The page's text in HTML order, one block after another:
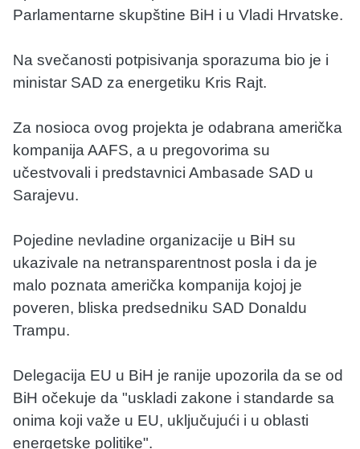
Parlamentarne skupštine BiH i u Vladi Hrvatske.
Na svečanosti potpisivanja sporazuma bio je i
ministar SAD za energetiku Kris Rajt.
Za nosioca ovog projekta je odabrana američka
kompanija AAFS, a u pregovorima su
učestvovali i predstavnici Ambasade SAD u
Sarajevu.
Pojedine nevladine organizacije u BiH su
ukazivale na netransparentnost posla i da je
malo poznata američka kompanija kojoj je
poveren, bliska predsedniku SAD Donaldu
Trampu.
Delegacija EU u BiH je ranije upozorila da se od
BiH očekuje da "uskladi zakone i standarde sa
onima koji važe u EU, uključujući i u oblasti
energetske politike".